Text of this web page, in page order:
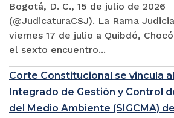
Bogotá, D. C., 15 de julio de 2026
(@JudicaturaCSJ). La Rama
viernes 17 de julio a Quibdó,
el sexto encuentro...
Corte Constitucional se vincula
Integrado de Gestión y Control
del Medio Ambiente (SIGCMA)